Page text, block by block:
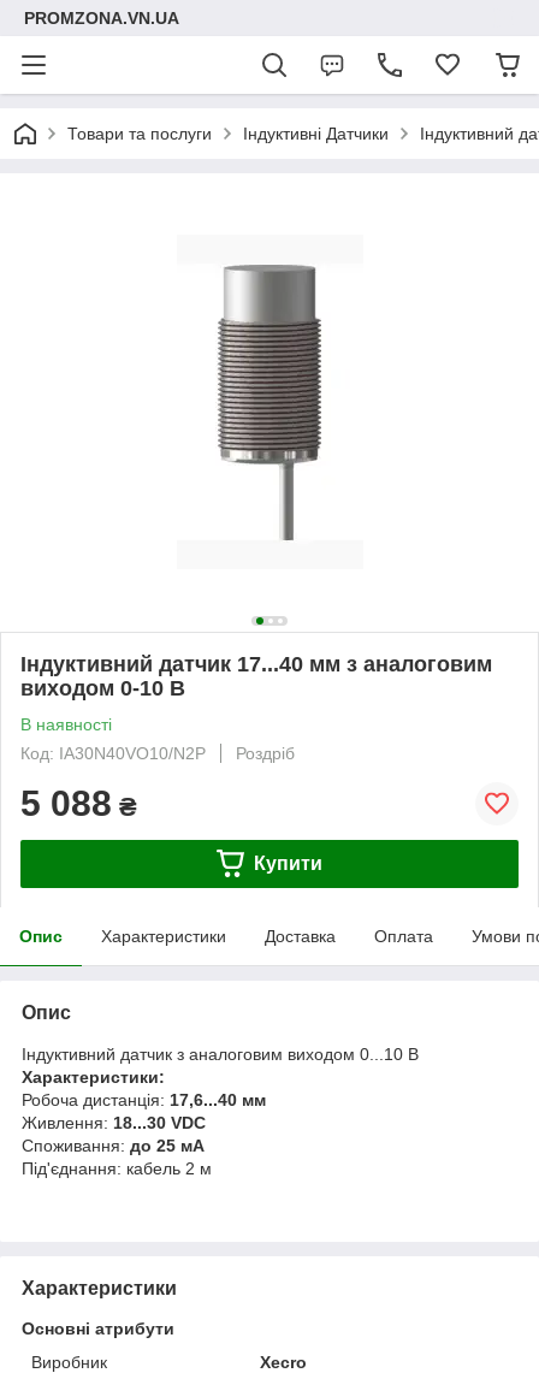
PROMZONA.VN.UA
Товари та послуги Індуктивні Датчики Індуктивний
Індуктивний датчик 17...40 мм з аналоговим
виходом 0-10 В
В наявності
Код: IA30N40VO10/N2P
Роздріб
5 088 ₴
Купити
Опис Характеристики Доставка Оплата Умови
Опис
Індуктивний датчик з аналоговим виходом 0...10 В
Характеристики:
Робоча дистанція: 17,6...40 мм
Живлення: 18...30 VDC
Споживання: до 25 мА
Під'єднання: кабель 2 м
Характеристики
Основні атрибути
Виробник
Xecro